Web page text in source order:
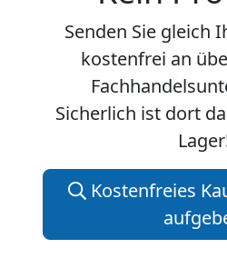
Senden Sie gleich
kostenfrei an
Sicherlich ist dort
Kostenfreies